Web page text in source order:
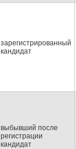
зарегистрированный
кандидат
выбывший после
регистрации
кандидат